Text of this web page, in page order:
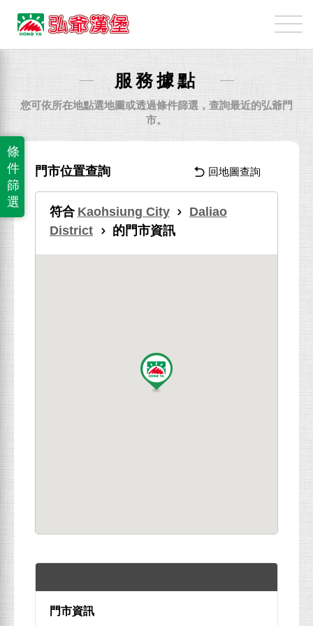
弘
爺
國
業
份
有
限
公
司
服務據點
您可依所在地點選地圖或透過條件篩選，查詢最近的弘爺門
市。
條
件
篩
選
門市位置查詢 回地圖查詢
符合 Kaohsiung City
Daliao
District
的門市資訊